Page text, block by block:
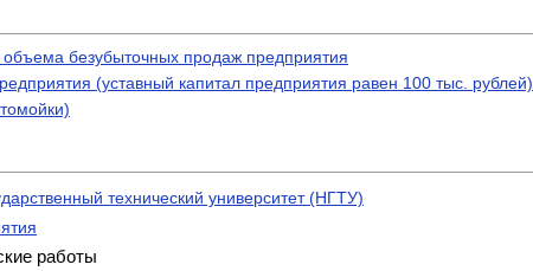
безубыточных продаж предприятия
(уставный капитал предприятия равен 100 тыс. рублей)
технический университет (НГТУ)
работы